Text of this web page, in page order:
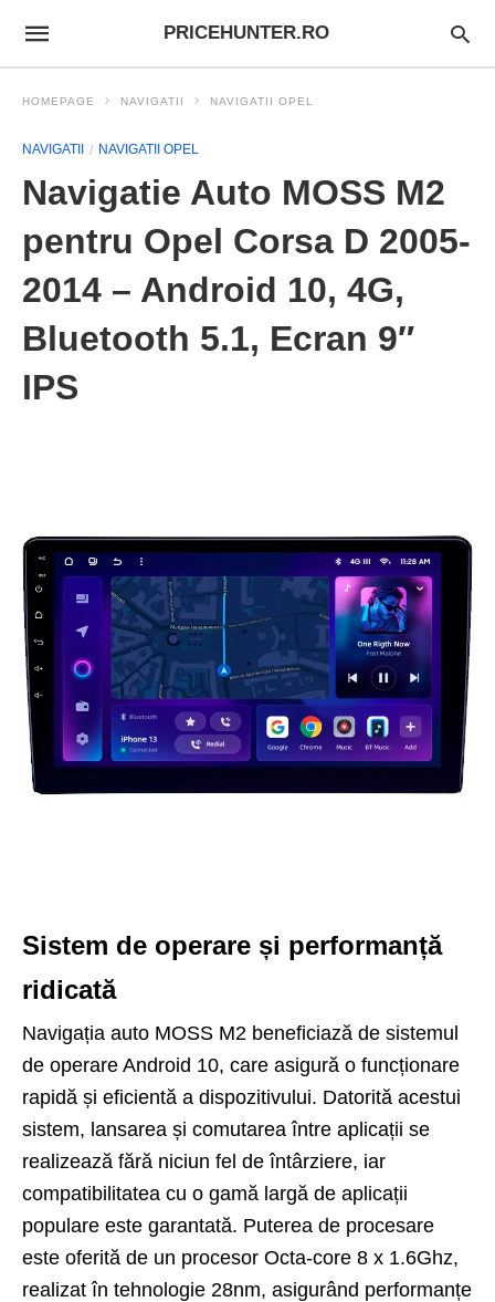
PRICEHUNTER.RO
HOMEPAGE NAVIGATII NAVIGATII OPEL
NAVIGATII NAVIGATII OPEL
Navigatie Auto MOSS M2
pentru Opel Corsa D 2005-
2014 – Android 10, 4G,
Bluetooth 5.1, Ecran 9″
IPS
Sistem de operare și performanță
ridicată
Navigația auto MOSS M2 beneficiază de sistemul
de operare Android 10, care asigură o funcționare
rapidă și eficientă a dispozitivului. Datorită acestui
sistem, lansarea și comutarea între aplicații se
realizează fără niciun fel de întârziere, iar
compatibilitatea cu o gamă largă de aplicații
populare este garantată. Puterea de procesare
este oferită de un procesor Octa-core 8 x 1.6Ghz,
realizat în tehnologie 28nm, asigurând performanțe